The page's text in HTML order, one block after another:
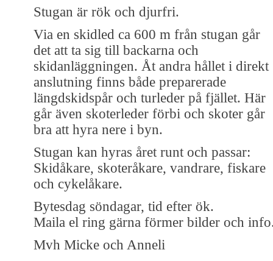
Stugan är rök och djurfri.
Via en skidled ca 600 m från stugan går
det att ta sig till backarna och
skidanläggningen. Åt andra hållet i direkt
anslutning finns både preparerade
längdskidspår och turleder på fjället. Här
går även skoterleder förbi och skoter går
bra att hyra nere i byn.
Stugan kan hyras året runt och passar:
Skidåkare, skoteråkare, vandrare, fiskare
och cykelåkare.
Bytesdag söndagar, tid efter ök.
Maila el ring gärna förmer bilder och
Mvh Micke och Anneli